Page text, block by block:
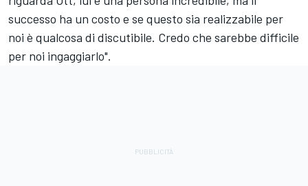
successo ha un costo e se questo sia realizzabile per
noi è qualcosa di discutibile. Credo che sarebbe difficile
per noi ingaggiarlo".